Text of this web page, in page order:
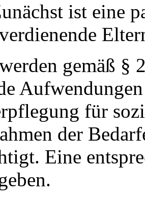
ist eine
gemäß
für
der
Eine